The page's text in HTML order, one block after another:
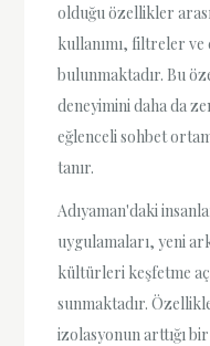
olduğu özellikler
kullanımı, filtreler ve
bulunmaktadır. Bu
deneyimini daha da
eğlenceli sohbet
tanır.
Adıyaman'daki
uygulamaları, yeni
kültürleri keşfetme
sunmaktadır.
izolasyonun arttığı